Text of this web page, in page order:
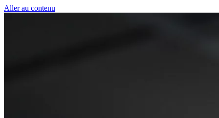
Aller au contenu
Panneau de gestion des cookies